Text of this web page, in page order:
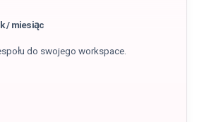
/ miesiąc
do swojego workspace.